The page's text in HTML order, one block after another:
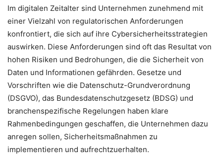
Im digitalen Zeitalter sind Unternehmen zunehmend mit
einer Vielzahl von regulatorischen Anforderungen
konfrontiert, die sich auf ihre Cybersicherheitsstrategien
auswirken. Diese Anforderungen sind oft das Resultat von
hohen Risiken und Bedrohungen, die die Sicherheit von
Daten und Informationen gefährden. Gesetze und
Vorschriften wie die Datenschutz-Grundverordnung
(DSGVO), das Bundesdatenschutzgesetz (BDSG) und
branchenspezifische Regelungen haben klare
Rahmenbedingungen geschaffen, die Unternehmen dazu
anregen sollen, Sicherheitsmaßnahmen zu
implementieren und aufrechtzuerhalten.